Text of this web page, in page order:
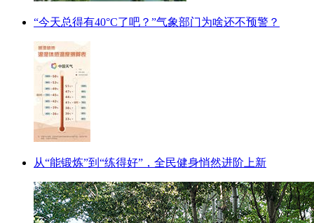
“今天总得有40°C了吧？”气象部门为啥还不预警？
从“能锻炼”到“练得好”，全民健身悄然进阶上新